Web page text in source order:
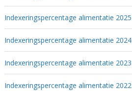
Indexeringspercentage alimentatie 2025
Indexeringspercentage alimentatie 2024
Indexeringspercentage alimentatie 2023
Indexeringspercentage alimentatie 2022